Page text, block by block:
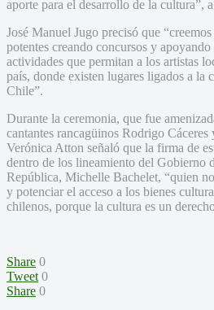
aporte para el desarrollo de la cultura”,
José Manuel Jugo precisó que
potentes creando concursos y
actividades que permitan a los artistas
país, donde existen lugares ligados a la
Chile”.
Durante la ceremonia, que fue
cantantes rancagüinos Rodrigo
Verónica Atton señaló que la firma de
dentro de los lineamiento del Gobierno
República, Michelle Bachelet, “quien
y potenciar el acceso a los bienes
chilenos, porque la cultura es un
Share 0
Tweet 0
Share 0